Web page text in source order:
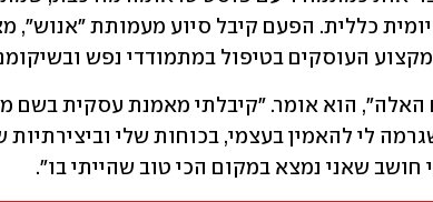
העוסקים בטיפול במתמודדי נפש
חושב שאני נמצא במקום הכי טוב שהייתי בו".